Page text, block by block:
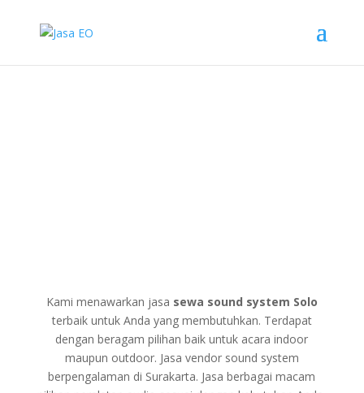
Kami menawarkan jasa sewa sound system Solo
terbaik untuk Anda yang membutuhkan. Terdapat
dengan beragam pilihan baik untuk acara indoor
maupun outdoor. Jasa vendor sound system
berpengalaman di Surakarta. Jasa berbagai macam